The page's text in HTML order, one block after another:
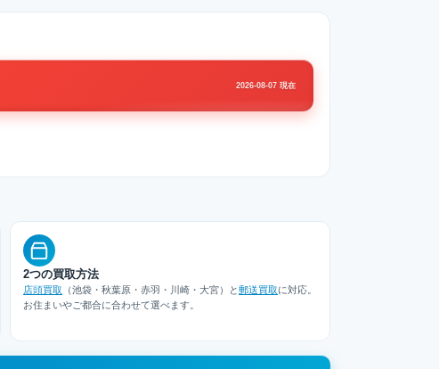
2026-08-07 現在
2つの買取方法
店頭買取 （池袋・秋葉原・赤羽・川崎・大宮）と郵送買取に対応。
お住まいやご都合に合わせて選べます。